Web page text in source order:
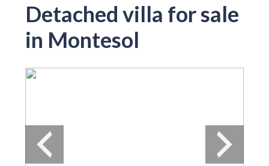
Detached villa for sale
in Montesol